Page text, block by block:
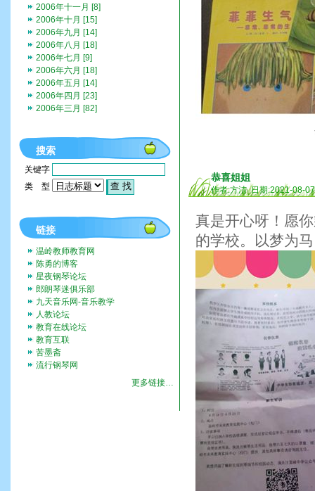
恭喜姐姐
作者:方洁 日期:2021-08-07
真是开心呀！愿
的学校。以梦为
2006年十一月 [8]
2006年十月 [15]
2006年九月 [14]
2006年八月 [18]
2006年七月 [9]
2006年六月 [18]
2006年五月 [14]
2006年四月 [23]
2006年三月 [82]
搜索
关键字
类 型
链接
温岭教师教育网
陈勇的博客
星夜钢琴论坛
郎朗琴迷俱乐部
九天音乐网-音乐教学
人教论坛
教育在线论坛
教育互联
苦墨斋
流行钢琴网
更多链接…